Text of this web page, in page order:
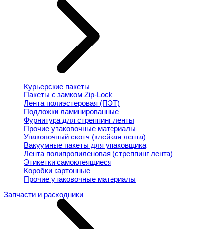
Курьерские пакеты
Пакеты с замком Zip-Lock
Лента полиэстеровая (ПЭТ)
Подложки ламинированные
Фурнитура для стреппинг ленты
Прочие упаковочные материалы
Упаковочный скотч (клейкая лента)
Вакуумные пакеты для упаковщика
Лента полипропиленовая (стреппинг лента)
Этикетки самоклеящиеся
Коробки картонные
Прочие упаковочные материалы
Запчасти и расходники